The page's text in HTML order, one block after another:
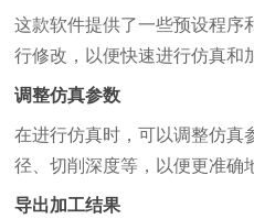
这款软件提供了一些预设程序
行修改，以便快速进行仿真和
调整仿真参数
在进行仿真时，可以调整仿真
径、切削深度等，以便更准确
导出加工结果